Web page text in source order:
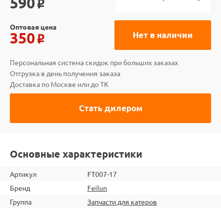
o
Нет в наличии
Оптовая цена
350 o
Персональная система скидок при больших заказах
Отгрузка в день получения заказа
Доставка по Москве или до ТК
Стать дилером
Основные характеристики
Артикул
FT007-17
Бренд
Feilun
Группа
Запчасти для катеров